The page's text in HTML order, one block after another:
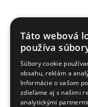
Táto webová
používa
Súbory cookie
obsahu, reklám a
Informácie o vašom
zdieľame aj s našimi
analytickými